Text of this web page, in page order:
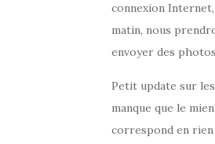
connexion
matin, nous
envoyer des
Petit update sur
manque que le
correspond en rien